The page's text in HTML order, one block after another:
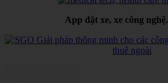
App đặt xe, xe công nghệ.